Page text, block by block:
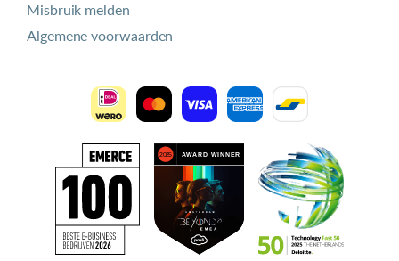
Misbruik melden
Algemene voorwaarden